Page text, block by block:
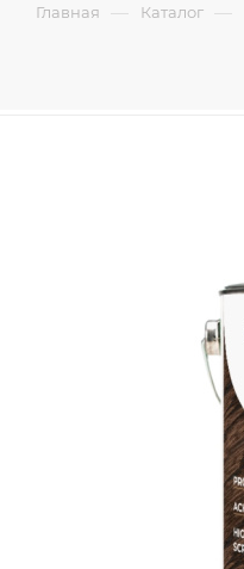
Главная — Каталог —